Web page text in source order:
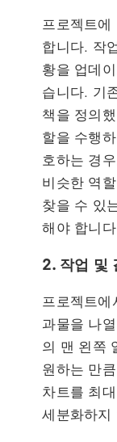
프로젝트에
합니다. 작
황을 업데
습니다. 기
책을 정의
할을 수행
호하는 경
비슷한 역
찾을 수 있
해야 합니
2. 작업 및
프로젝트에
과물을 나
의 맨 왼쪽
원하는 만
차트를 최
세분화하지